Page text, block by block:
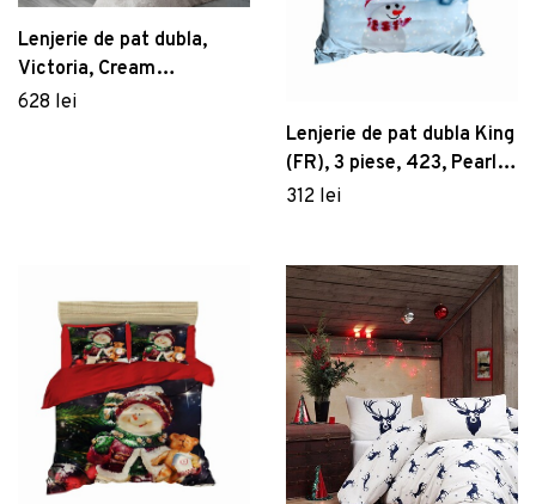
Lenjerie de pat dubla,
Victoria, Cream
121VCT63455, 3 piese,
628 lei
Lenjerie de pat dubla King
(FR), 3 piese, 423, Pearl
Home, Poliester Satinat
312 lei